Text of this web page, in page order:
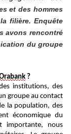
et des hommes
filière. Enquête
avons rencontré
du groupe
?
institutions, des
groupe au contact
la population, des
économique du
importante, nous